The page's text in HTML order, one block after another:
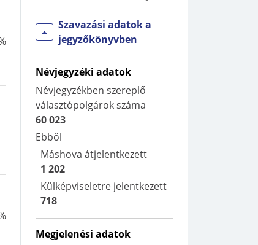
Szavazási adatok a
jegyzőkönyvben
Névjegyzéki adatok
Névjegyzékben szereplő
választópolgárok száma
60 023
Ebből
Máshova átjelentkezett
1 202
Külképviseletre jelentkezett
718
Megjelenési adatok